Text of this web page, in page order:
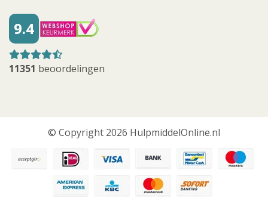
9.4
11351 beoordelingen
© Copyright 2026 HulpmiddelOnline.nl